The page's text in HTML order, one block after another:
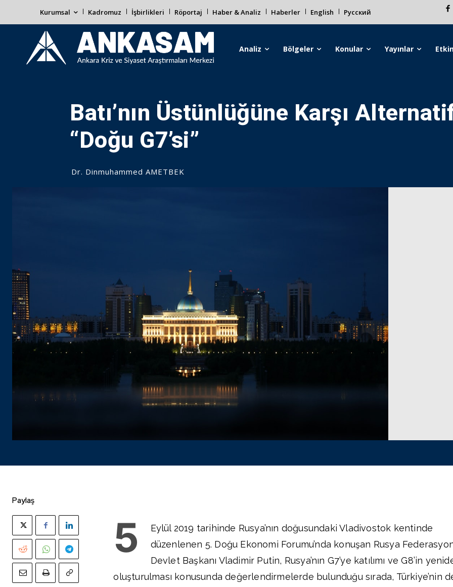
Kurumsal Kadromuz İşbirlikleri Röportaj Haber & Analiz Haberler English Русский
Analiz Bölgeler Konular Yayınlar
Batı’nın Üstünlüğüne Karşı
“Doğu G7’si”
Dr. Dinmuhammed AMETBEK
Paylaş
5
Eylül 2019 tarihinde Rusya’nın doğusundaki Vladivostok kentinde
düzenlenen 5. Doğu Ekonomi Forumu’nda konuşan Rusya
Devlet Başkanı Vladimir Putin, Rusya’nın G7’ye katılımı ve G8’in
oluşturulması konusunda değerlendirmelerde bulunduğu sırada, Türkiye’nin